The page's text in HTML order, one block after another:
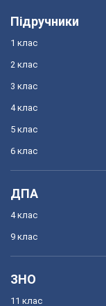
Підручники
1 клас
2 клас
3 клас
4 клас
5 клас
6 клас
ДПА
4 клас
9 клас
ЗНО
11 клас